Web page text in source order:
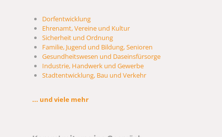
Dorfentwicklung
Ehrenamt, Vereine und Kultur
Sicherheit und Ordnung
Familie, Jugend und Bildung, Senioren
Gesundheitswesen und Daseinsfürsorge
Industrie, Handwerk und Gewerbe
Stadtentwicklung, Bau und Verkehr
... und viele mehr